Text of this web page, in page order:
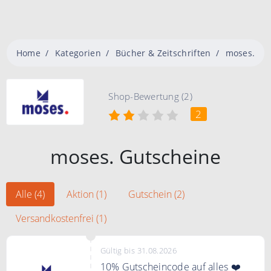
Home Kategorien Bücher & Zeitschriften moses.
Shop-Bewertung (2)
2
moses. Gutscheine
Alle (4) Aktion (1)
Gutschein (2)
Versandkostenfrei (1)
Gültig bis 31.08.2026
10% Gutscheincode auf alles ❤️